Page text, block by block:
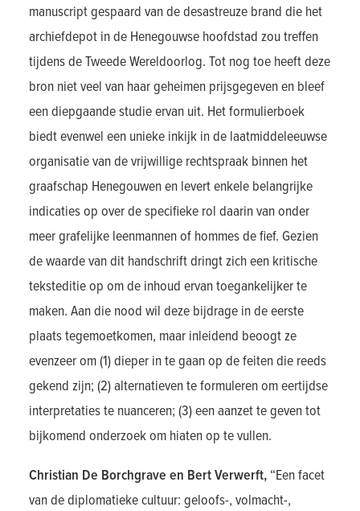
manuscript gespaard van de desastreuze brand die het
archiefdepot in de Henegouwse hoofdstad zou treffen
tijdens de Tweede Wereldoorlog. Tot nog toe heeft deze
bron niet veel van haar geheimen prijsgegeven en bleef
een diepgaande studie ervan uit. Het formulierboek
biedt evenwel een unieke inkijk in de laatmiddeleeuwse
organisatie van de vrijwillige rechtspraak binnen het
graafschap Henegouwen en levert enkele belangrijke
indicaties op over de specifieke rol daarin van onder
meer grafelijke leenmannen of hommes de fief. Gezien
de waarde van dit handschrift dringt zich een kritische
teksteditie op om de inhoud ervan toegankelijker te
maken. Aan die nood wil deze bijdrage in de eerste
plaats tegemoetkomen, maar inleidend beoogt ze
evenzeer om (1) dieper in te gaan op de feiten die reeds
gekend zijn; (2) alternatieven te formuleren om eertijdse
interpretaties te nuanceren; (3) een aanzet te geven tot
bijkomend onderzoek om hiaten op te vullen.
Christian De Borchgrave en Bert Verwerft, “Een facet
van de diplomatieke cultuur: geloofs-, volmacht-,